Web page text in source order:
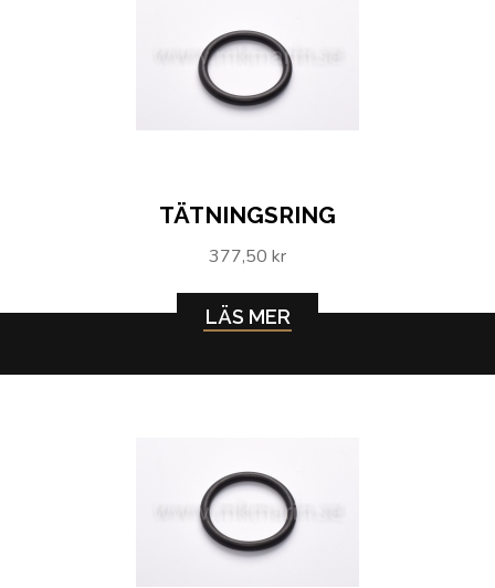
TÄTNINGSRING
377,50 kr
LÄS MER